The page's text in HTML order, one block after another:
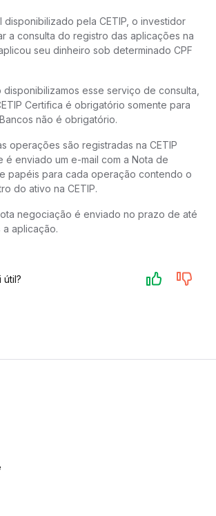
disponibilizado pela CETIP, o investidor
a consulta do registro das aplicações na
seu dinheiro sob determinado CPF
disponibilizamos esse serviço de consulta,
Certifica é obrigatório somente para
não é obrigatório.
operações são registradas na CETIP
é enviado um e-mail com a Nota de
papéis para cada operação contendo o
do ativo na CETIP.
negociação é enviado no prazo de até
a aplicação.
útil?